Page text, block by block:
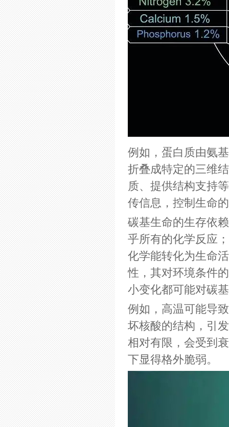
例如，蛋白质由氨
折叠成特定的三维
质、提供结构支持
传信息，控制生命
碳基生命的生存依
乎所有的化学反应
化学能转化为生命
性，其对环境条件
小变化都可能对碳
例如，高温可能导
坏核酸的结构，引
相对有限，会受到
下显得格外脆弱。